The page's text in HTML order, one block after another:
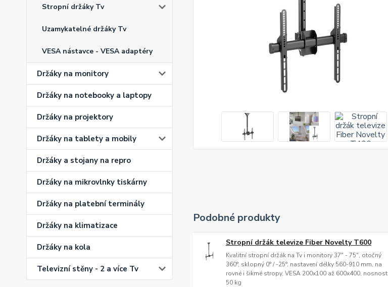
Stropní držáky Tv
Uzamykatelné držáky Tv
VESA nástavce - VESA adaptéry
Držáky na monitory
Držáky na notebooky a laptopy
Držáky na projektory
Držáky na tablety a mobily
Držáky a stojany na repro
Držáky na mikrovlnky tiskárny
Držáky na platební terminály
Držáky na klimatizace
Držáky na kola
Televizní stěny - 2 a více Tv
Podobné produkty
Stropní držák televize Fiber Novelty T600
Kvalitní stropní držák na Tv i monitory 37" - 75", otočný
360°, sklopný 0° / -25°, nastavení délky 560-910 mm, na
rovné i šikmé stropy, VESA 200x100 až 600x400, nosnost
50 kg